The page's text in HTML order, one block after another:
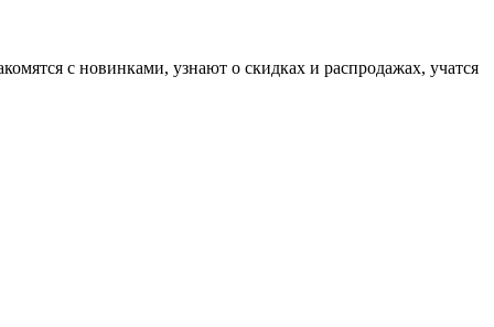
с новинками, узнают о скидках и распродажах, учатся